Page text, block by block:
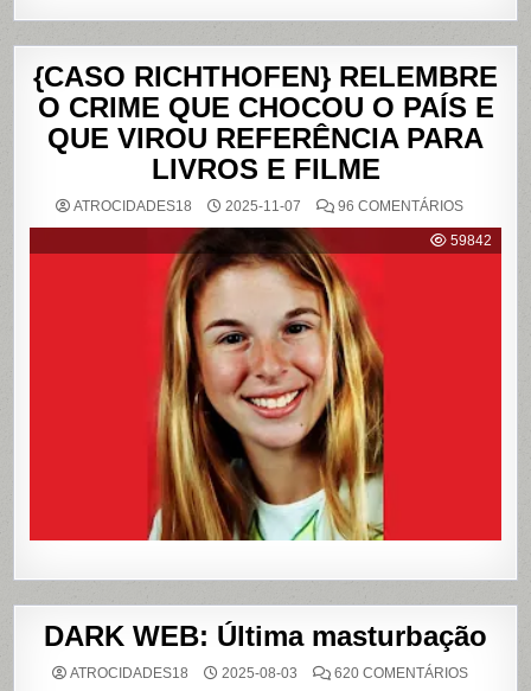
{CASO RICHTHOFEN} RELEMBRE
O CRIME QUE CHOCOU O PAÍS E
QUE VIROU REFERÊNCIA PARA
LIVROS E FILME
ATROCIDADES18 2025-11-07 96 COMENTÁRIOSEM
59842
DARK WEB: Última masturbação
ATROCIDADES18 2025-08-03 620 COMENTÁRIOSEM